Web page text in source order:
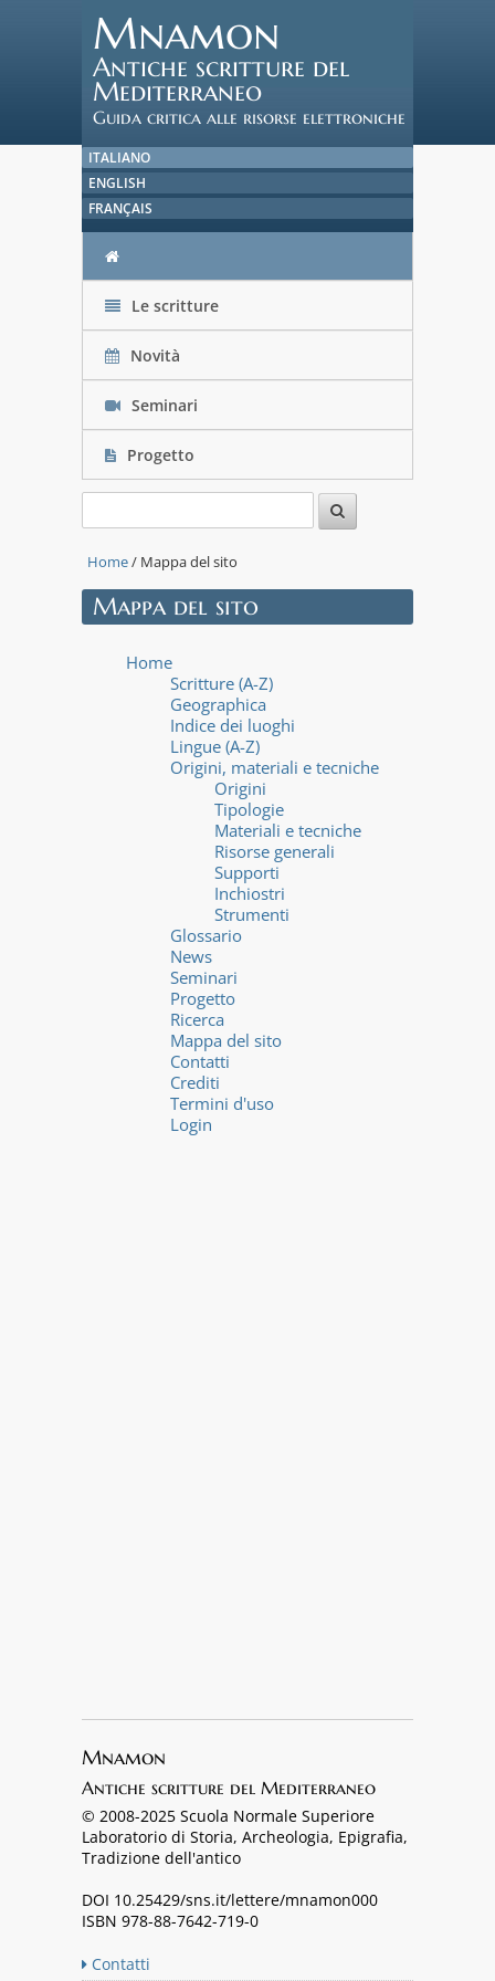
Mnamon
Antiche scritture del
Mediterraneo
Guida critica alle risorse elettroniche
ITALIANO
ENGLISH
FRANÇAIS
Le scritture
Novità
Seminari
Progetto
Home/ Mappa del sito
Mappa del sito
Home
Scritture (A-Z)
Geographica
Indice dei luoghi
Lingue (A-Z)
Origini, materiali e tecniche
Origini
Tipologie
Materiali e tecniche
Risorse generali
Supporti
Inchiostri
Strumenti
Glossario
News
Seminari
Progetto
Ricerca
Mappa del sito
Contatti
Crediti
Termini d'uso
Login
Mnamon
Antiche scritture del Mediterraneo
© 2008-2025 Scuola Normale Superiore
Laboratorio di Storia, Archeologia, Epigrafia,
Tradizione dell'antico
DOI 10.25429/sns.it/lettere/mnamon000
ISBN 978-88-7642-719-0
Contatti